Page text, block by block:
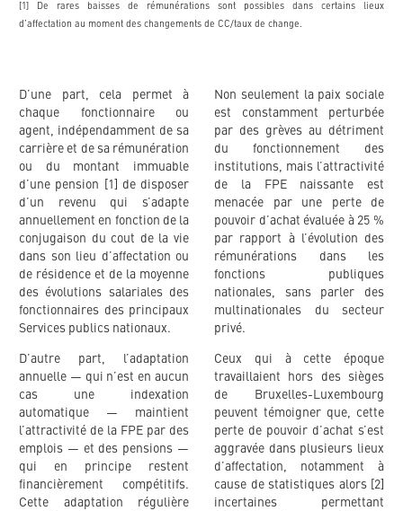
[1] De rares baisses de rémunérations sont possibles dans certains lieux
d’affectation au moment des changements de CC/taux de change.
D’une part, cela permet à
chaque fonctionnaire ou
agent, indépendamment de sa
carrière et de sa rémunération
ou du montant immuable
d’une pension [1] de disposer
d’un revenu qui s’adapte
annuellement en fonction de la
conjugaison du cout de la vie
dans son lieu d’affectation ou
de résidence et de la moyenne
des évolutions salariales des
fonctionnaires des principaux
Services publics nationaux.
D’autre part, l’adaptation
annuelle — qui n’est en aucun
cas une indexation
automatique — maintient
l’attractivité de la FPE par des
emplois — et des pensions —
qui en principe restent
financièrement compétitifs.
Cette adaptation régulière
Non seulement la paix sociale
est constamment perturbée
par des grèves au détriment
du fonctionnement des
institutions, mais l’attractivité
de la FPE naissante est
menacée par une perte de
pouvoir d’achat évaluée à 25 %
par rapport à l’évolution des
rémunérations dans les
fonctions publiques
nationales, sans parler des
multinationales du secteur
privé.
Ceux qui à cette époque
travaillaient hors des sièges
de Bruxelles-Luxembourg
peuvent témoigner que, cette
perte de pouvoir d’achat s’est
aggravée dans plusieurs lieux
d’affectation, notamment à
cause de statistiques alors [2]
incertaines permettant